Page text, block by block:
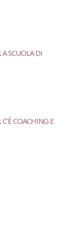
SCUOLA DI
COACHING E